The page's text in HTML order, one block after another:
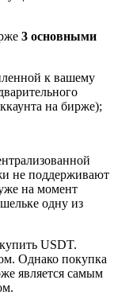
3 основными
к вашему
на бирже);
не поддерживают
на момент
одну из
USDT.
Однако покупка
является самым